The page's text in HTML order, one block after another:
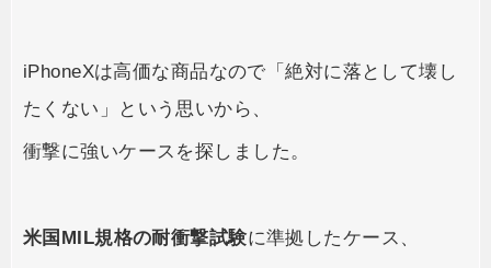
iPhoneXは高価な商品なので「絶対に落として壊し
たくない」という思いから、
衝撃に強いケースを探しました。
米国MIL規格の耐衝撃試験に準拠したケース、